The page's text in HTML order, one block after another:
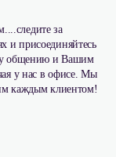
за
и присоединяйтесь
общению и Вашим
у нас в офисе. Мы
каждым клиентом!